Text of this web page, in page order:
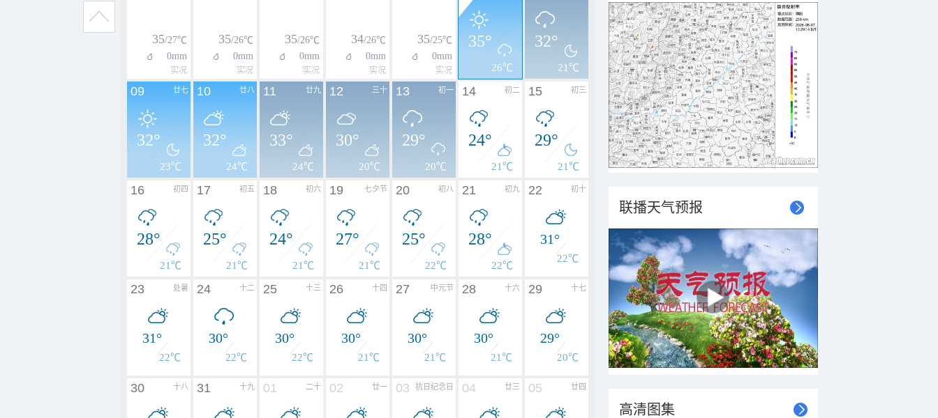
35/27℃
0mm
实况
35/26℃
0mm
实况
35/26℃
0mm
实况
34/26℃
0mm
实况
35/25℃
0mm
实况
35°
26℃
32°
21℃
廿七
09
32°
23℃
廿八
10
32°
24℃
廿九
11
33°
24℃
三十
12
30°
20℃
初一
13
29°
20℃
初二
14
24°
21℃
初三
15
29°
21℃
初四
16
28°
21℃
初五
17
25°
21℃
初六
18
24°
21℃
七夕节
19
27°
21℃
初八
20
25°
22℃
初九
21
28°
22℃
初十
22
31°
22℃
处暑
23
31°
22℃
十二
24
30°
22℃
十三
25
30°
22℃
十四
26
30°
21℃
中元节
27
30°
21℃
十六
28
30°
21℃
十七
29
29°
20℃
十八
30 十九
31 二十
01 廿一
02 抗日纪念日
03 廿三
04 廿四
05
联播天气预报
高清图集